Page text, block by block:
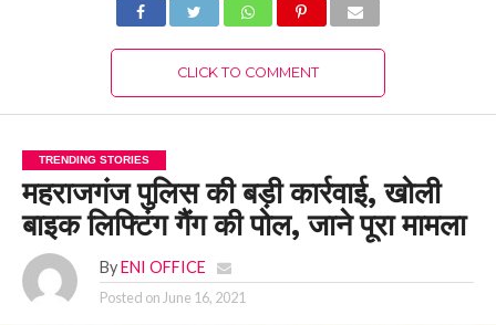
CLICK TO COMMENT
TRENDING STORIES
महराजगंज पुलिस की बड़ी कार्रवाई, खोली
बाइक लिफ्टिंग गैंग की पोल, जाने पूरा मामला
By ENI OFFICE
Posted onJune 16, 2021